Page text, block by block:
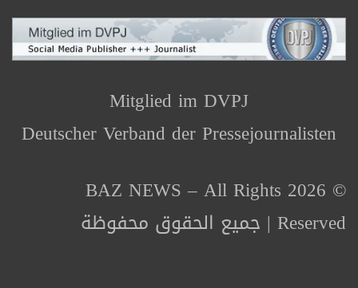
Mitglied im DVPJ
Deutscher Verband der Pressejournalisten
© 2026 BAZ NEWS – All Rights
Reserved | جميع الحقوق محفوظة